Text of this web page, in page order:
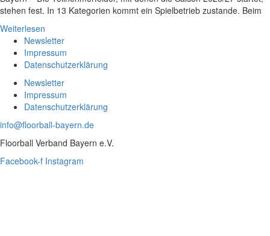
stehen fest. In 13 Kategorien kommt ein Spielbetrieb zustande. Beim
Weiterlesen
Newsletter
Impressum
Datenschutzerklärung
Newsletter
Impressum
Datenschutzerklärung
info@floorball-bayern.de
Floorball Verband Bayern e.V.
Facebook-f Instagram